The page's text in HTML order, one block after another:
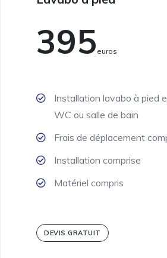
395 Euros
Installation lavabo à pied
WC ou salle de bain
Frais de déplacement
Installation comprise
Matériel compris
DEVIS GRATUIT